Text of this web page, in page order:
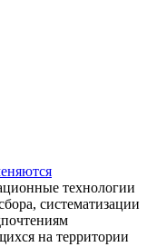
технологии
систематизации
на территории